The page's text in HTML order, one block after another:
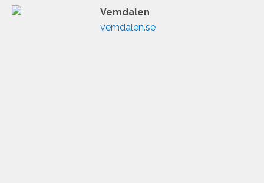
Vemdalen
vemdalen.se